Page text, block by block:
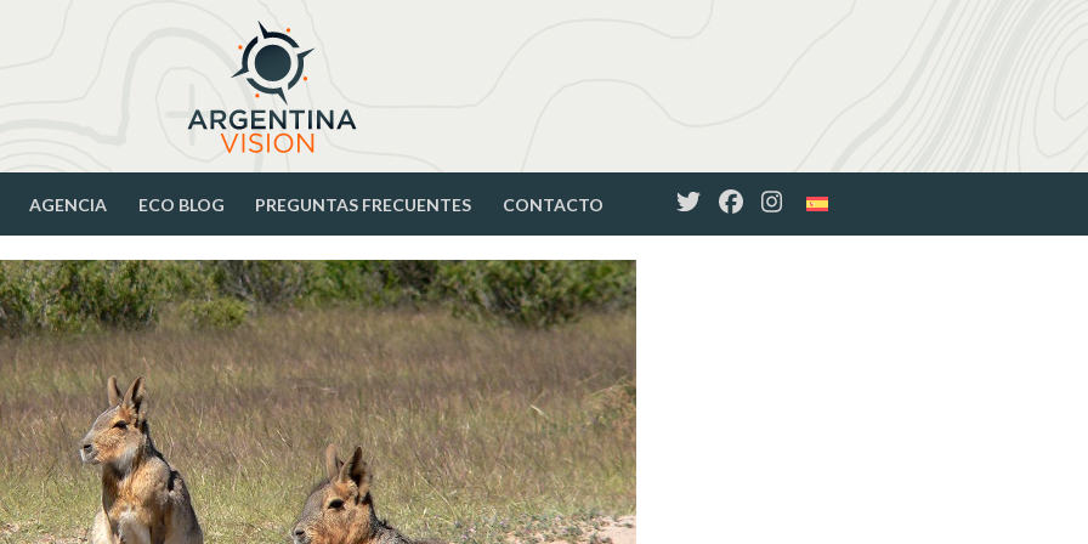
AGENCIA ECO BLOG PREGUNTAS FRECUENTES CONTACTO